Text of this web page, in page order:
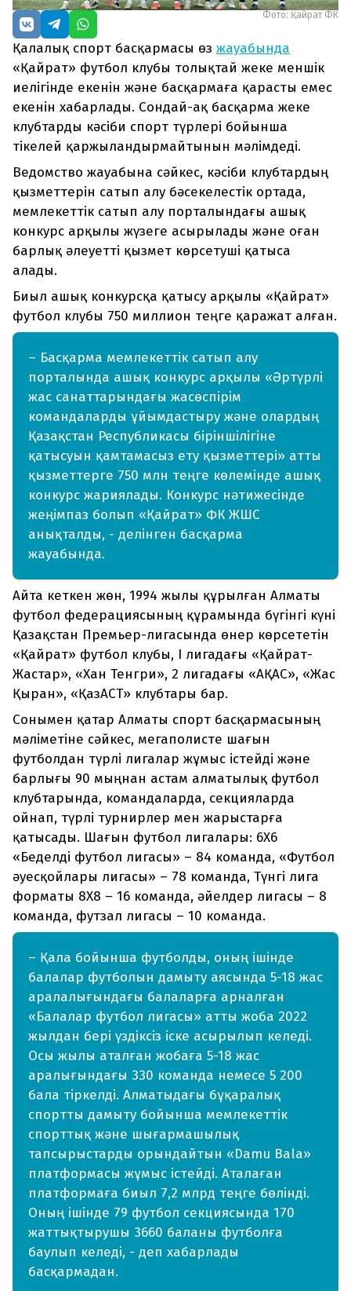
Фото: Қайрат ФК
Қалалық спорт басқармасы өз жауабында
«Қайрат» футбол клубы толықтай жеке меншік
иелігінде екенін және басқармаға қарасты емес
екенін хабарлады. Сондай-ақ басқарма жеке
клубтарды кәсіби спорт түрлері бойынша
тікелей қаржыландырмайтынын мәлімдеді.
Ведомство жауабына сәйкес, кәсіби клубтардың
қызметтерін сатып алу бәсекелестік ортада,
мемлекеттік сатып алу порталындағы ашық
конкурс арқылы жүзеге асырылады және оған
барлық әлеуетті қызмет көрсетуші қатыса
алады.
Биыл ашық конкурсқа қатысу арқылы «Қайрат»
футбол клубы 750 миллион теңге қаражат алған.
– Басқарма мемлекеттік сатып алу
порталында ашық конкурс арқылы «Әртүрлі
жас санаттарындағы жасөспірім
командаларды ұйымдастыру және олардың
Қазақстан Республикасы біріншілігіне
қатысуын қамтамасыз ету қызметтері» атты
қызметтерге 750 млн теңге көлемінде ашық
конкурс жариялады. Конкурс нәтижесінде
жеңімпаз болып «Қайрат» ФК ЖШС
анықталды, - делінген басқарма
жауабында.
Айта кеткен жөн, 1994 жылы құрылған Алматы
футбол федерациясының құрамында бүгінгі күні
Қазақстан Премьер-лигасында өнер көрсететін
«Қайрат» футбол клубы, І лигадағы «Қайрат-
Жастар», «Хан Тенгри», 2 лигадағы «АҚАС», «Жас
Қыран», «ҚазАСТ» клубтары бар.
Сонымен қатар Алматы спорт басқармасының
мәліметіне сәйкес, мегаполисте шағын
футболдан түрлі лигалар жұмыс істейді және
барлығы 90 мыңнан астам алматылық футбол
клубтарында, командаларда, секцияларда
ойнап, түрлі турнирлер мен жарыстарға
қатысады. Шағын футбол лигалары: 6Х6
«Беделді футбол лигасы» – 84 команда, «Футбол
әуесқойлары лигасы» – 78 команда, Түнгі лига
форматы 8Х8 – 16 команда, әйелдер лигасы – 8
команда, футзал лигасы – 10 команда.
– Қала бойынша футболды, оның ішінде
балалар футболын дамыту аясында 5-18 жас
аралалығындағы балаларға арналған
«Балалар футбол лигасы» атты жоба 2022
жылдан бері үздіксіз іске асырылып келеді.
Осы жылы аталған жобаға 5-18 жас
аралығындағы 330 команда немесе 5 200
бала тіркелді. Алматыдағы бұқаралық
спортты дамыту бойынша мемлекеттік
спорттық және шығармашылық
тапсырыстарды орындайтын «Damu Bala»
платформасы жұмыс істейді. Аталаған
платформаға биыл 7,2 млрд теңге бөлінді.
Оның ішінде 79 футбол секциясында 170
жаттықтырушы 3660 баланы футболға
баулып келеді, - деп хабарлады
басқармадан.